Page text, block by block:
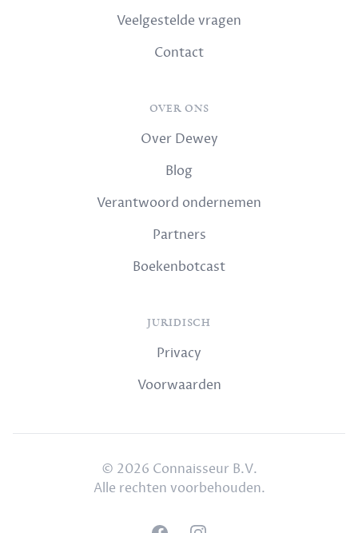
Veelgestelde vragen
Contact
OVER ONS
Over Dewey
Blog
Verantwoord ondernemen
Partners
Boekenbotcast
JURIDISCH
Privacy
Voorwaarden
© 2026 Connaisseur B.V.
Alle rechten voorbehouden.